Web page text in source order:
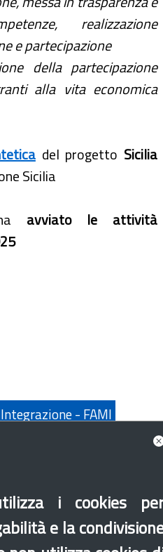
realizzazione
e partecipazione
della partecipazione
alla vita economica
del progetto Sicilia
Sicilia
avviato le attività
- FAMI
i cookies
e la